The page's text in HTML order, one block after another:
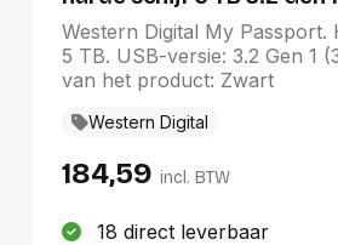
Zwart
Western Digital My Passport.
5 TB. USB-versie: 3.2 Gen 1
van het product: Zwart
Western Digital
184,59 incl. BTW
18 direct leverbaar